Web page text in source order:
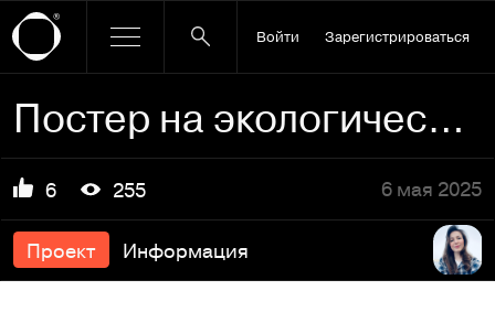
Войти Зарегистрироваться
Постер на экологическую тему
6 255 6 мая 2025
Проект Информация